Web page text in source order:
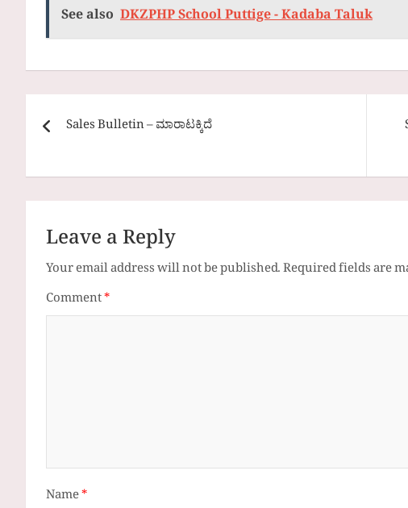
See also DKZPHP School Puttige - Kadaba Taluk
Post
navigation
Sales Bulletin – ಮಾರಾಟಕ್ಕಿದೆ
Leave a Reply
Your email address will not be published.Required fields are
Comment*
Name*